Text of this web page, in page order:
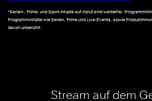
*Serien-, Filme- und Sport-Inhalte auf Abruf sind werbefrei.
Programminhalte wie Serien, Filme und Live-Events, sowie
davon unberührt.
Stream auf dem